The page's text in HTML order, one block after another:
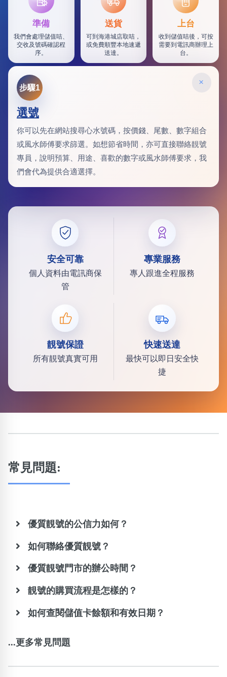
準備
我們會處理儲值咭、
交收及號碼確認程
序。
SF
送貨
可到海港城店取咭，
或免費順豐本地速遞
送達。
上台
收到儲值咭後，可按
需要到電訊商辦理上
台。
×
步驟1
選號
你可以先在網站搜尋心水號碼，按價錢、尾數、數字組合
或風水師傅要求篩選。如想節省時間，亦可直接聯絡靚號
專員，說明預算、用途、喜歡的數字或風水師傅要求，我
們會代為提供合適選擇。
安全可靠
個人資料由電訊商保
管
專業服務
專人跟進全程服務
靚號保證
所有靚號真實可用
快速送達
最快可以即日安全快
捷
常見問題:
優質靚號的公信力如何？
如何聯絡優質靚號？
優質靚號門市的辦公時間？
靚號的購買流程是怎樣的？
如何查閱儲值卡餘額和有效日期？
...更多常見問題